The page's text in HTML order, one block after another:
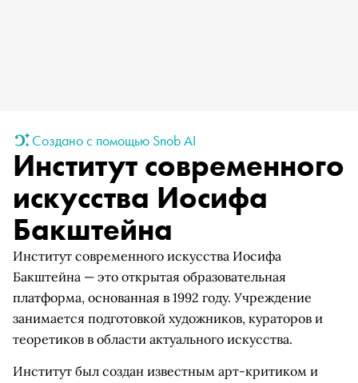
Создано с помощью Snob AI
Институт современного
искусства Иосифа
Бакштейна
Институт современного искусства Иосифа
Бакштейна — это открытая образовательная
платформа, основанная в 1992 году. Учреждение
занимается подготовкой художников, кураторов и
теоретиков в области актуального искусства.
Институт был создан известным арт-критиком и